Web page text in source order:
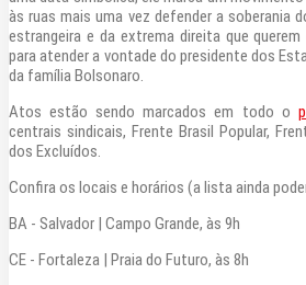
às ruas mais uma vez defender a soberania
estrangeira e da extrema direita que
para atender a vontade do presidente dos
da família Bolsonaro.
Atos estão sendo marcados em todo o
centrais sindicais, Frente Brasil Popular,
dos Excluídos.
Confira os locais e horários (a lista ainda
BA - Salvador | Campo Grande, às 9h
CE - Fortaleza | Praia do Futuro, às 8h